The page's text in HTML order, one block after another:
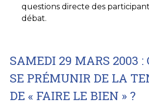
questions directe des
débat.
SAMEDI 29 MARS 2003 :
SE PRÉMUNIR DE LA
DE « FAIRE LE BIEN » ?